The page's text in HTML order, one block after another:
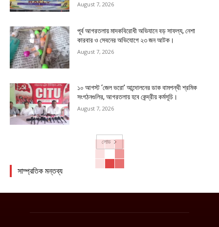
August 7, 2026
পূর্ব আগরতলায় মাদকবিরোধী অভিযানে বড় সাফল্য, নেশা
কারবার ও সেবনের অভিযোগে ২৩ জন আটক।
August 7, 2026
১০ আগস্ট ‘জেল ভরো’ আন্দোলনের ডাক বামপন্থী শ্রমিক
সংগঠনগুলির, আগরতলায় হবে কেন্দ্রীয় কর্মসূচি।
August 7, 2026
লোড
সাম্প্রতিক মন্তব্য